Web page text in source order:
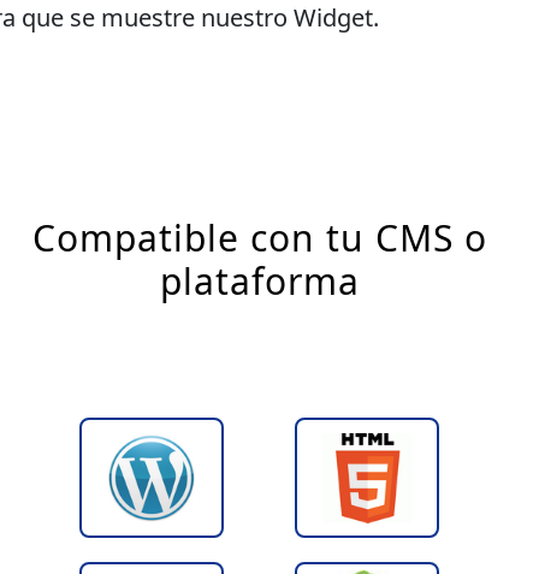
que se muestre nuestro Widget.
Compatible con tu CMS o
plataforma